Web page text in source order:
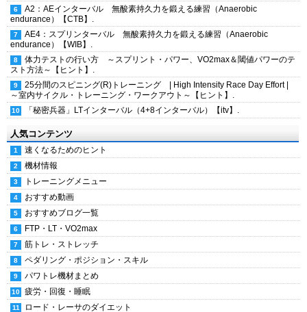
A2：AEインターバル 無酸素持久力を鍛える練習（Anaerobic
endurance）【CTB】.
AE4：スプリンターバル 無酸素持久力を鍛える練習（Anaerobic
endurance）【WIB】.
体力テストの行い方 ～スプリント・パワー、VO2max＆閾値パワーのテ
スト方法～【ヒント】.
25分間のスピニング(R)トレーニング | High Intensity Race Day Effort |
～室内サイクル・トレーニング・ワークアウト～【ヒント】.
「秘密兵器」LTインターバル（4+8インターバル）【itv】.
人気コンテンツ
速くなるためのヒント
機材情報
トレーニングメニュー
おすすめ動画
おすすめブログ一覧
FTP・LT・VO2max
筋トレ・ストレッチ
ペダリング・ポジション・スキル
パワトレ機材まとめ
疲労・回復・睡眠
ロード・レーサのダイエット